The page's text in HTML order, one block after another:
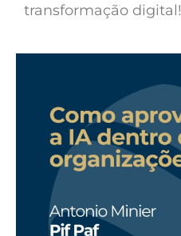
transformação digital!